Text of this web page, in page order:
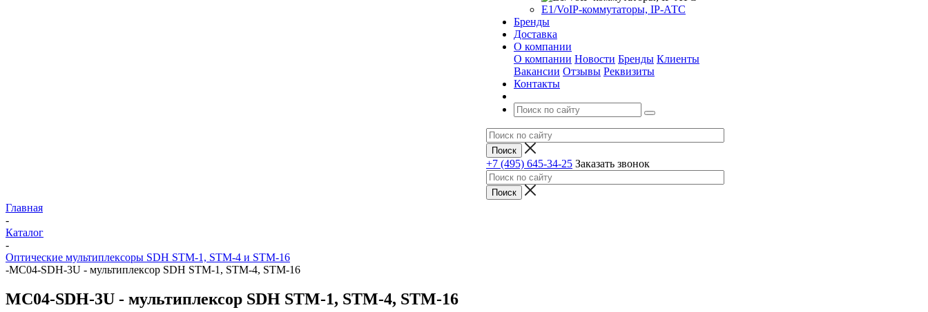
Е1/VoIP-коммутаторы, IP-АТС
Бренды
Доставка
О компании
О компании Новости Бренды Клиенты
Вакансии Отзывы Реквизиты
Контакты
+7 (495) 645-34-25 Заказать звонок
Главная
-
Каталог
-
Оптические мультиплексоры SDH STM-1, STM-4 и STM-16
-MC04-SDH-3U - мультиплексор SDH STM-1, STM-4, STM-16
MC04-SDH-3U - мультиплексор SDH STM-1, STM-4, STM-16